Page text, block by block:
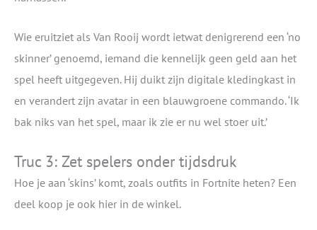
Wie eruitziet als Van Rooij wordt ietwat denigrerend een ‘no
skinner’ genoemd, iemand die kennelijk geen geld aan het
spel heeft uitgegeven. Hij duikt zijn digitale kledingkast in
en verandert zijn avatar in een blauwgroene commando. ‘Ik
bak niks van het spel, maar ik zie er nu wel stoer uit.’
Truc 3: Zet spelers onder tijdsdruk
Hoe je aan ‘skins’ komt, zoals outfits in Fortnite heten? Een
deel koop je ook hier in de winkel.